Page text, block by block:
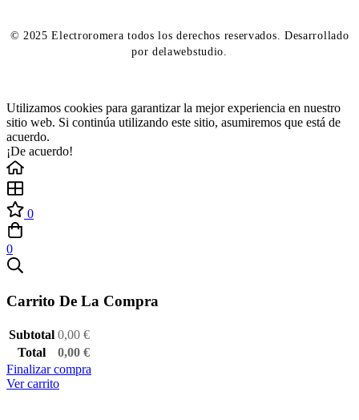
© 2025 Electroromera todos los derechos reservados. Desarrollado
por delawebstudio.
Utilizamos cookies para garantizar la mejor experiencia en nuestro
sitio web. Si continúa utilizando este sitio, asumiremos que está de
acuerdo.
¡De acuerdo!
0
0
Carrito De La Compra
Subtotal 0,00 €
Total
0,00 €
Finalizar compra
Ver carrito